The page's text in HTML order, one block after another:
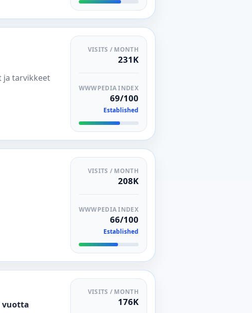
ja tarvikkeet
VISITS / MONTH
231K
WWWPEDIA INDEX
69/100
Established
VISITS / MONTH
208K
WWWPEDIA INDEX
66/100
Established
vuotta
VISITS / MONTH
176K